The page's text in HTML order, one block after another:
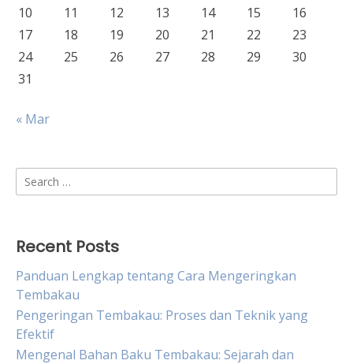
10
11 12 13 14 15
16
17
18 19 20 21 22
23
24
25 26 27 28 29
30
31
« Mar
Search
for:
Recent Posts
Panduan Lengkap tentang Cara Mengeringkan
Tembakau
Pengeringan Tembakau: Proses dan Teknik yang
Efektif
Mengenal Bahan Baku Tembakau: Sejarah dan